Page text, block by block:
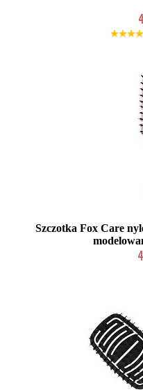
Szczotka Fox Care